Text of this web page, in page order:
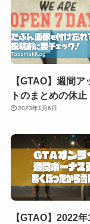
【GTAO】週間ア
トのまとめの休止
2023年1月6日
【GTAO】2022